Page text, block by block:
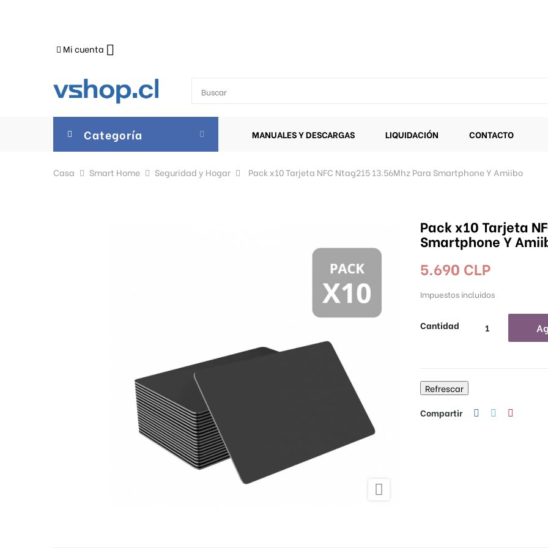
Mi cuenta 
Categoría MANUALES Y DESCARGAS LIQUIDACIÓN CONTACTO
Casa Smart Home Seguridad y Hogar Pack x10 Tarjeta NFC Ntag215 13.56Mhz Para Smartphone Y Amiibo

Pack x10 Tarjeta
Smartphone Y
5.690 CLP
Impuestos incluidos
Cantidad
Compartir